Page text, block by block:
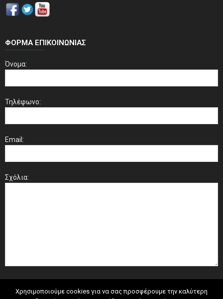
ΦΌΡΜΑ ΕΠΙΚΟΙΝΩΝΊΑΣ
Όνομα:
Τηλέφωνο:
Email:
Σχόλια:
Χρησιμοποιούμε cookies για να σας προσφέρουμε την καλύτερη